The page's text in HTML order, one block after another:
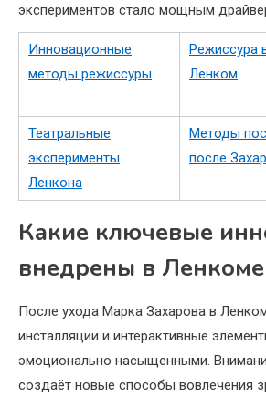
экспериментов стало мощным
Инновационные
методы режиссуры
Режиссура
Ленком
Театральные
эксперименты
Ленкона
Методы
после
Какие ключевые
внедрены в Ленкоме
После ухода Марка Захарова в
инсталляции и интерактивные
эмоционально насыщенными.
создаёт новые способы вовлечения